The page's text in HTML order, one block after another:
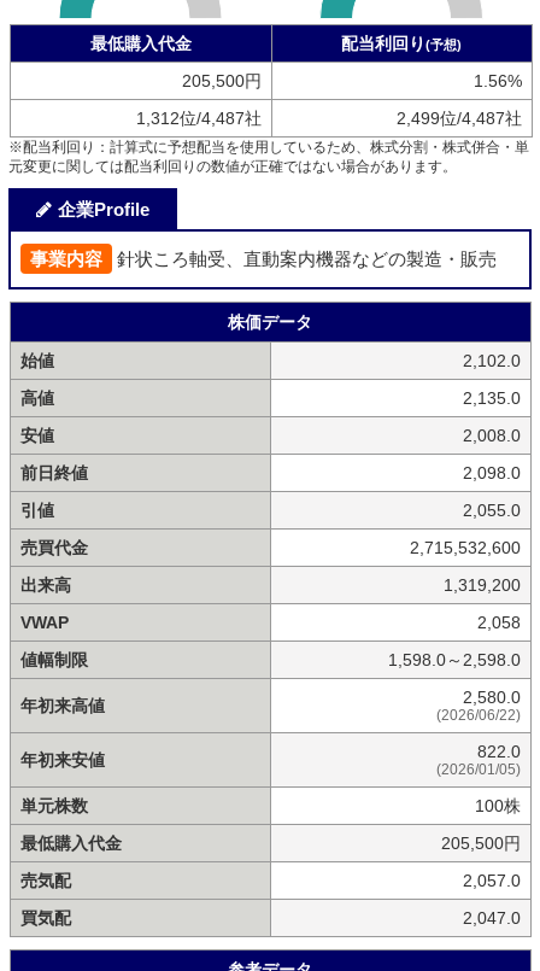
最低購入代金 配当利回り (予想)
205,500円
1.56%
1,312位/4,487社
2,499位/4,487社
※配当利回り：計算式に予想配当を使用しているため、株式分割・株式併合・単
元変更に関しては配当利回りの数値が正確ではない場合があります。
企業Profile
事業内容 針状ころ軸受、直動案内機器などの製造・販売
株価データ
始値
2,102.0
高値
2,135.0
安値
2,008.0
前日終値
2,098.0
引値
2,055.0
売買代金
2,715,532,600
出来高
1,319,200
VWAP
2,058
値幅制限
1,598.0～2,598.0
年初来高値 2,580.0
(2026/06/22)
年初来安値 822.0
(2026/01/05)
単元株数
100株
最低購入代金
205,500円
売気配
2,057.0
買気配
2,047.0